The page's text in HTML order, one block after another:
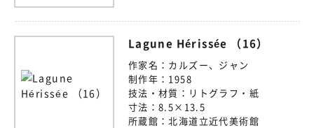
Lagune Hérissée （16）
作家名： カルズー、ジャン
制作年： 1958
技法・材質： リトグラフ・紙
寸法： 8.5×13.5
所蔵館： 北海道立近代美術館